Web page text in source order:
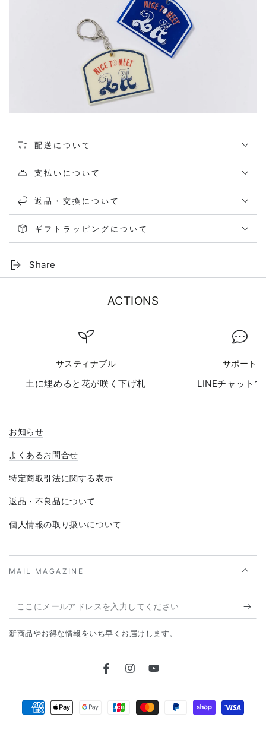
配送について
支払いについて
返品・交換について
ギフトラッピングについて
Share
ACTIONS
サスティナブル
土に埋めると花が咲く下げ札
サポート
LINEチャット
お知らせ
よくあるお問合せ
特定商取引法に関する表示
返品・不良品について
個人情報の取り扱いについて
MAIL MAGAZINE
こ
こ
に
新商品やお得な情報をいち早くお届けします。
FacebookInstagramYouTube